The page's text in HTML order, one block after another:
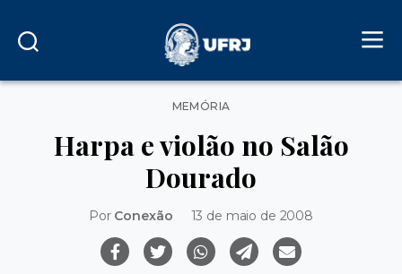
Categorias
MEMÓRIA
Harpa e violão no Salão
Dourado
Por Conexão 13 de maio de 2008